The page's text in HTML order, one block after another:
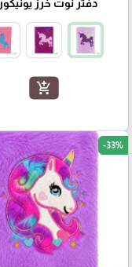
دفتر نوت خرز
add_shopping_cart
-33%